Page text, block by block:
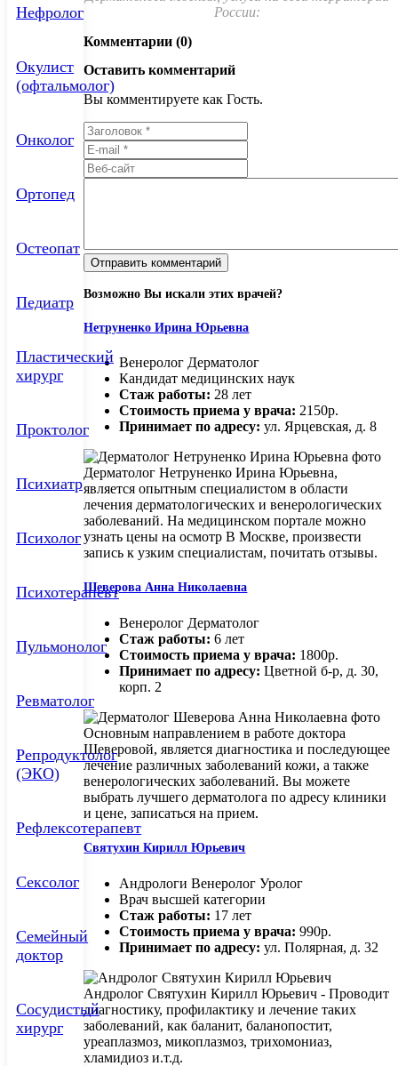
России:
Комментарии (0)
Оставить комментарий
Вы комментируете как Гость.
Возможно Вы искали этих врачей?
Нетруненко Ирина Юрьевна
Венеролог Дерматолог
Кандидат медицинских наук
Стаж работы: 28 лет
Стоимость приема у врача: 2150р.
Принимает по адресу:ул. Ярцевская, д. 8
Дерматолог Нетруненко Ирина Юрьевна,
является опытным специалистом в области
лечения дерматологических и венерологических
заболеваний. На медицинском портале можно
узнать цены на осмотр В Москве, произвести
запись к узким специалистам, почитать отзывы.
Шеверова Анна Николаевна
Венеролог Дерматолог
Стаж работы:6 лет
Стоимость приема у врача: 1800р.
Принимает по адресу:Цветной б-р, д. 30,
корп. 2
Основным направлением в работе доктора
Шеверовой, является диагностика и последующее
лечение различных заболеваний кожи, а также
венерологических заболеваний. Вы можете
выбрать лучшего дерматолога по адресу клиники
и цене, записаться на прием.
Святухин Кирилл Юрьевич
Андрологи Венеролог Уролог
Врач высшей категории
Стаж работы: 17 лет
Стоимость приема у врача:990р.
Принимает по адресу:ул. Полярная, д. 32
Андролог Святухин Кирилл Юрьевич - Проводит
диагностику, профилактику и лечение таких
заболеваний, как баланит, баланопостит,
уреаплазмоз, микоплазмоз, трихомониаз,
хламидиоз и.т.д.
Нефролог
Окулист
(офтальмолог)
Онколог
Ортопед
Остеопат
Педиатр
Пластический
хирург
Проктолог
Психиатр
Психолог
Психотерапевт
Пульмонолог
Ревматолог
Репродуктолог
(ЭКО)
Рефлексотерапевт
Сексолог
Семейный
доктор
Сосудистый
хирург